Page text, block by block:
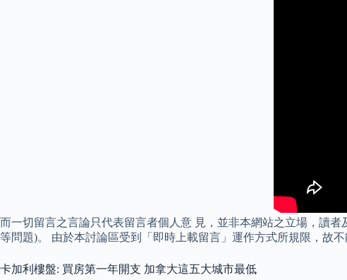
而一切留言之言論只代表留言者個人意 見，並非本網站之立場，讀
等問題)。 由於本討論區受到「即時上載留言」運作方式所規限，故
卡加利樓盤: 買房第一年開支 加拿大這五大城市最低